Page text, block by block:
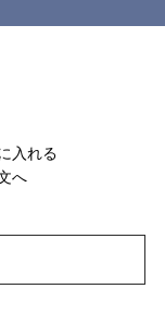
入れる
へ